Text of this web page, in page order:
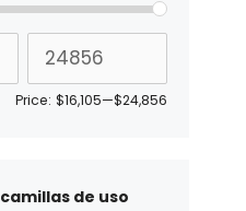
Price: $16,105—$24,856
camillas de uso